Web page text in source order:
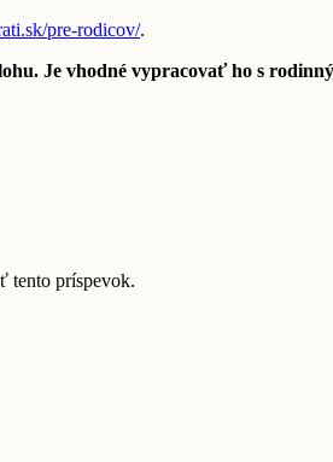
pre-rodicov/.
Je vhodné vypracovať ho s
tento príspevok.